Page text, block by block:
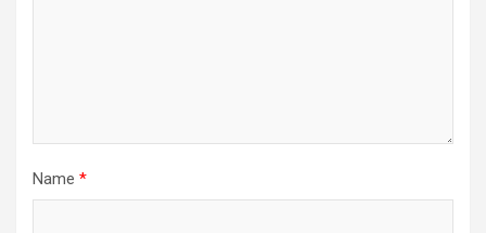
Name *